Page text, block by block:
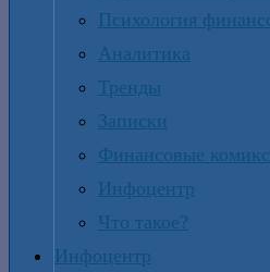
Психология
Аналитика
Тренды
Записки
Финансовые
Инфоцентр
Что такое?
Инфоцентр